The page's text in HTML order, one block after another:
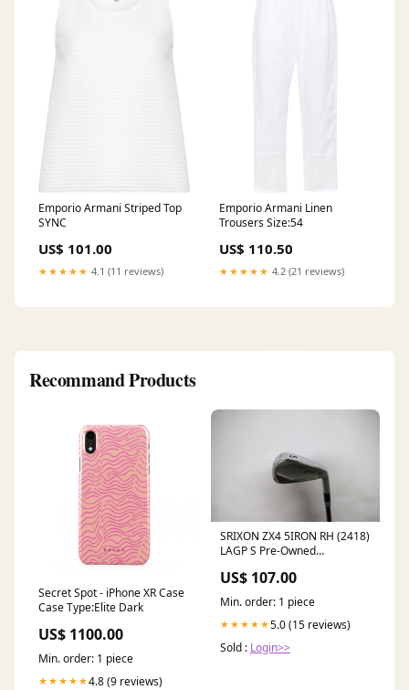
Emporio Armani Striped Top
SYNC
US$ 101.00
★★★★★ 4.1 (11 reviews)
Emporio Armani Linen
Trousers Size:54
US$ 110.50
★★★★★ 4.2 (21 reviews)
Recommand Products
Secret Spot - iPhone XR Case
Case Type:Elite Dark
US$ 1100.00
Min. order: 1 piece
★★★★★4.8 (9 reviews)
SRIXON ZX4 5IRON RH (2418)
LAGP S Pre-Owned
US$ 107.00
Min. order: 1 piece
★★★★★5.0 (15 reviews)
Sold : Login>>